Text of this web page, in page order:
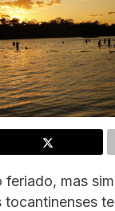
feriado, mas